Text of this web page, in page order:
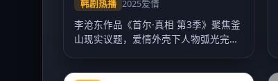
韩剧热播 2025爱情
李沧东作品《首尔·真相 第3季》聚焦釜
山现实议题，爱情外壳下人物弧光完